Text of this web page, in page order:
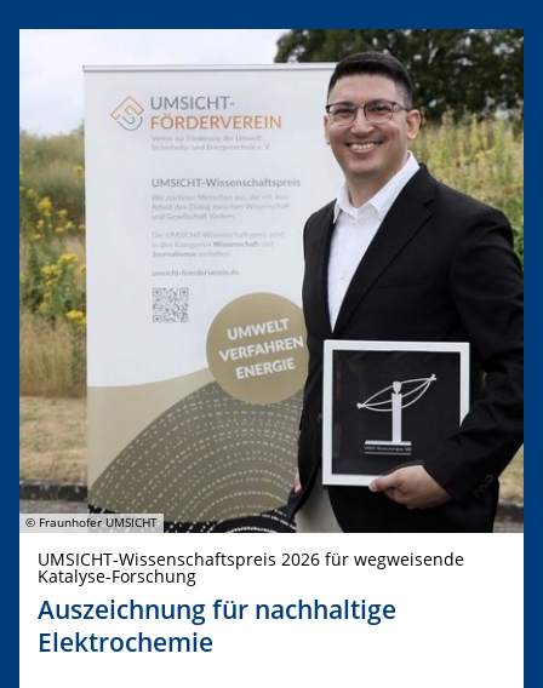
© Fraunhofer UMSICHT
UMSICHT-Wissenschaftspreis 2026 für wegweisende
Katalyse-Forschung
Auszeichnung für nachhaltige
Elektrochemie